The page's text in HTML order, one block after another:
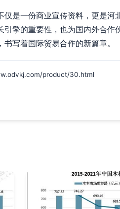
仅是一份商业宣传资料，更是
引擎的重要性，也为国内外合
写着国际贸易合作的新篇章。
product/30.html